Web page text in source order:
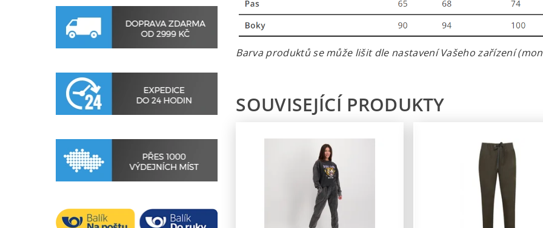
Barva produktů se může lišit dle nastavení Vašeho zařízení
SOUVISEJÍCÍ PRODUKTY